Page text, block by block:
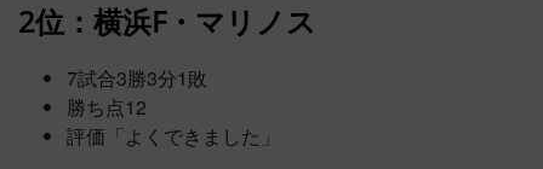
2位：横浜F・マリノス
7試合3勝3分1敗
勝ち点12
評価「よくできました」